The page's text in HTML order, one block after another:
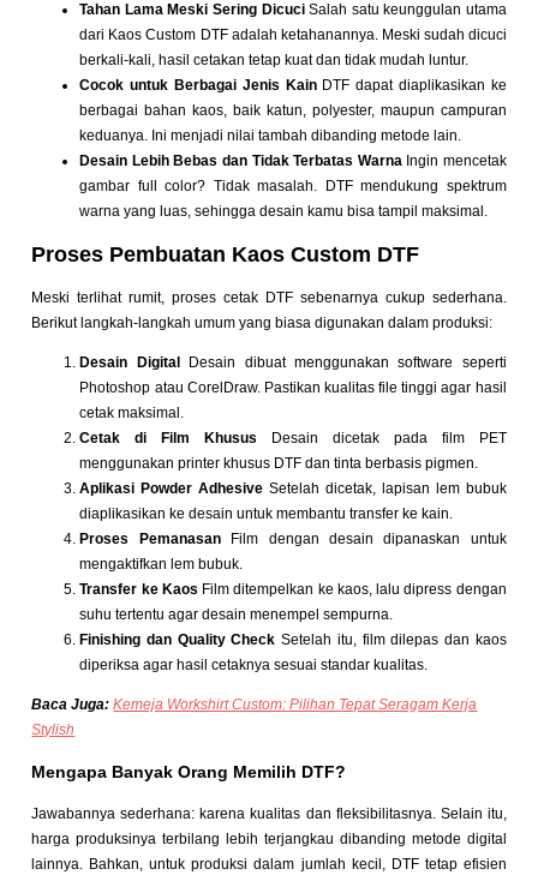
Tahan Lama Meski Sering Dicuci Salah satu keunggulan utama
dari Kaos Custom DTFadalah ketahanannya. Meski sudah dicuci
berkali-kali, hasil cetakan tetap kuat dan tidak mudah luntur.
Cocok untuk Berbagai Jenis Kain DTF dapat diaplikasikan ke
berbagai bahan kaos, baik katun, polyester, maupun campuran
keduanya. Ini menjadi nilai tambah dibanding metode lain.
Desain Lebih Bebas dan Tidak Terbatas Warna Ingin mencetak
gambar full color? Tidak masalah. DTF mendukung spektrum
warna yang luas, sehingga desain kamu bisa tampil maksimal.
Proses Pembuatan Kaos Custom DTF
Meski terlihat rumit, proses cetak DTF sebenarnya cukup sederhana.
Berikut langkah-langkah umum yang biasa digunakan dalam produksi:
Desain Digital
Desain dibuat menggunakan software seperti
Photoshop atau CorelDraw. Pastikan kualitas file tinggi agar hasil
cetak maksimal.
Cetak di Film Khusus
Desain dicetak pada film PET
menggunakan printer khusus DTF dan tinta berbasis pigmen.
Aplikasi Powder Adhesive Setelah dicetak, lapisan lem bubuk
diaplikasikan ke desain untuk membantu transfer ke kain.
Proses Pemanasan
Film dengan desain dipanaskan untuk
mengaktifkan lem bubuk.
Transfer ke Kaos Film ditempelkan ke kaos, lalu dipress dengan
suhu tertentu agar desain menempel sempurna.
Finishing dan Quality Check Setelah itu, film dilepas dan kaos
diperiksa agar hasil cetaknya sesuai standar kualitas.
Baca Juga: Kemeja Workshirt Custom: Pilihan Tepat Seragam Kerja
Stylish
Mengapa Banyak Orang Memilih DTF?
Jawabannya sederhana: karena kualitas dan fleksibilitasnya. Selain itu,
harga produksinya terbilang lebih terjangkau dibanding metode digital
lainnya. Bahkan, untuk produksi dalam jumlah kecil, DTF tetap efisien